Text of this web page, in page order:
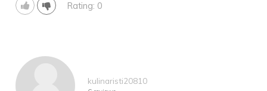
Rating: 0
kulinaristi20810